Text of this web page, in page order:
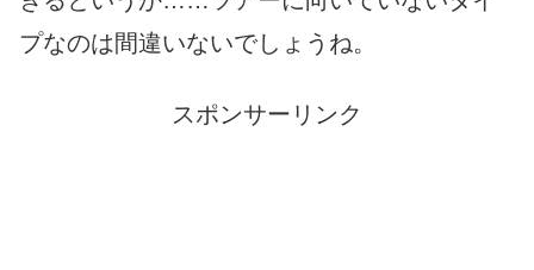
プなのは間違いないでしょうね。
スポンサーリンク